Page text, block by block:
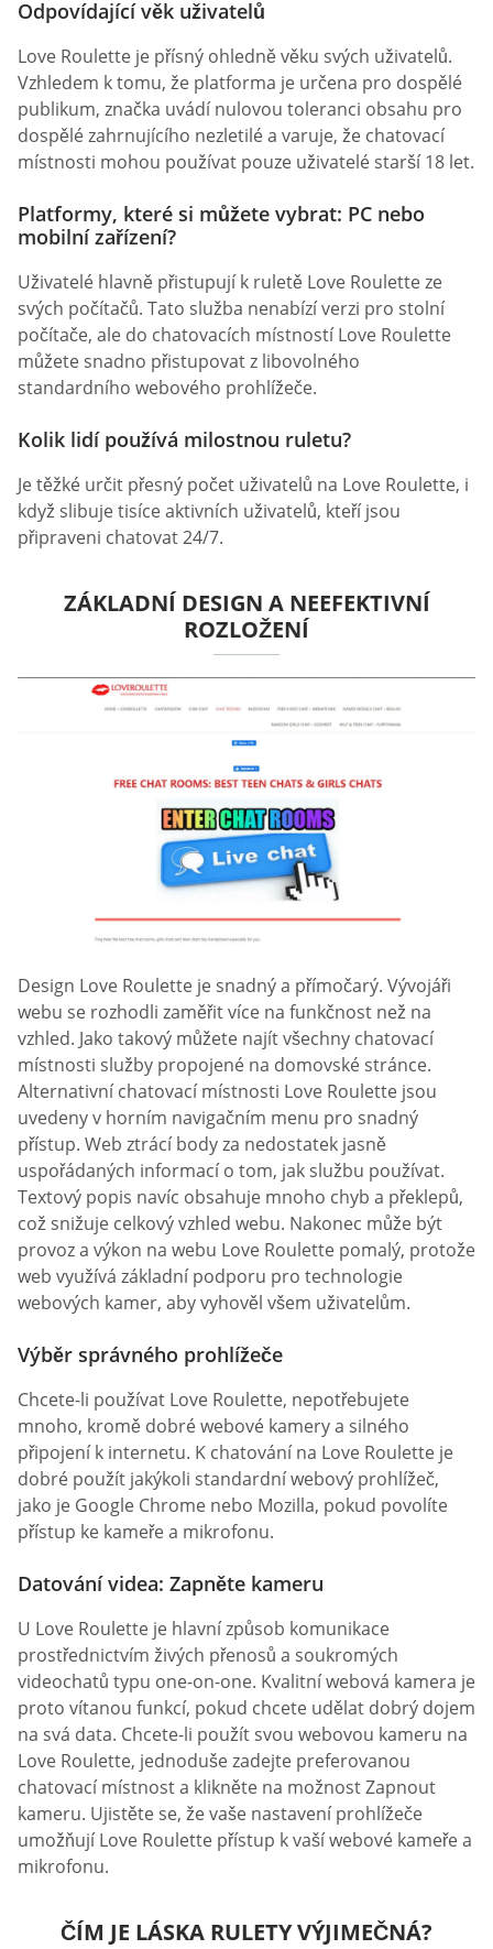
Odpovídající věk uživatelů
Love Roulette je přísný ohledně věku svých uživatelů.
Vzhledem k tomu, že platforma je určena pro dospělé
publikum, značka uvádí nulovou toleranci obsahu pro
dospělé zahrnujícího nezletilé a varuje, že chatovací
místnosti mohou používat pouze uživatelé starší 18 let.
Platformy, které si můžete vybrat: PC nebo
mobilní zařízení?
Uživatelé hlavně přistupují k ruletě Love Roulette ze
svých počítačů. Tato služba nenabízí verzi pro stolní
počítače, ale do chatovacích místností Love Roulette
můžete snadno přistupovat z libovolného
standardního webového prohlížeče.
Kolik lidí používá milostnou ruletu?
Je těžké určit přesný počet uživatelů na Love Roulette, i
když slibuje tisíce aktivních uživatelů, kteří jsou
připraveni chatovat 24/7.
ZÁKLADNÍ DESIGN A NEEFEKTIVNÍ
ROZLOŽENÍ
Design Love Roulette je snadný a přímočarý. Vývojáři
webu se rozhodli zaměřit více na funkčnost než na
vzhled. Jako takový můžete najít všechny chatovací
místnosti služby propojené na domovské stránce.
Alternativní chatovací místnosti Love Roulette jsou
uvedeny v horním navigačním menu pro snadný
přístup. Web ztrácí body za nedostatek jasně
uspořádaných informací o tom, jak službu používat.
Textový popis navíc obsahuje mnoho chyb a překlepů,
což snižuje celkový vzhled webu. Nakonec může být
provoz a výkon na webu Love Roulette pomalý, protože
web využívá základní podporu pro technologie
webových kamer, aby vyhověl všem uživatelům.
Výběr správného prohlížeče
Chcete-li používat Love Roulette, nepotřebujete
mnoho, kromě dobré webové kamery a silného
připojení k internetu. K chatování na Love Roulette je
dobré použít jakýkoli standardní webový prohlížeč,
jako je Google Chrome nebo Mozilla, pokud povolíte
přístup ke kameře a mikrofonu.
Datování videa: Zapněte kameru
U Love Roulette je hlavní způsob komunikace
prostřednictvím živých přenosů a soukromých
videochatů typu one-on-one. Kvalitní webová kamera je
proto vítanou funkcí, pokud chcete udělat dobrý dojem
na svá data. Chcete-li použít svou webovou kameru na
Love Roulette, jednoduše zadejte preferovanou
chatovací místnost a klikněte na možnost Zapnout
kameru. Ujistěte se, že vaše nastavení prohlížeče
umožňují Love Roulette přístup k vaší webové kameře a
mikrofonu.
ČÍM JE LÁSKA RULETY VÝJIMEČNÁ?